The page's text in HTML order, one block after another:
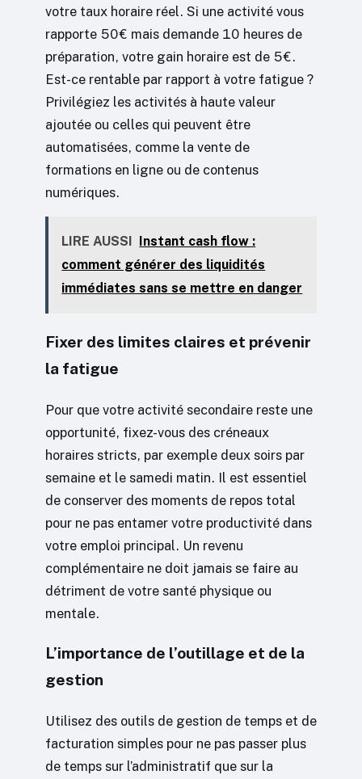
votre taux horaire réel. Si une activité vous
rapporte 50€ mais demande 10 heures de
préparation, votre gain horaire est de 5€.
Est-ce rentable par rapport à votre fatigue ?
Privilégiez les activités à haute valeur
ajoutée ou celles qui peuvent être
automatisées, comme la vente de
formations en ligne ou de contenus
numériques.
LIRE AUSSI
Instant cash flow :
comment générer des liquidités
immédiates sans se mettre en danger
Fixer des limites claires et prévenir
la fatigue
Pour que votre activité secondaire reste une
opportunité, fixez-vous des créneaux
horaires stricts, par exemple deux soirs par
semaine et le samedi matin. Il est essentiel
de conserver des moments de repos total
pour ne pas entamer votre productivité dans
votre emploi principal. Un revenu
complémentaire ne doit jamais se faire au
détriment de votre santé physique ou
mentale.
L’importance de l’outillage et de la
gestion
Utilisez des outils de gestion de temps et de
facturation simples pour ne pas passer plus
de temps sur l’administratif que sur la